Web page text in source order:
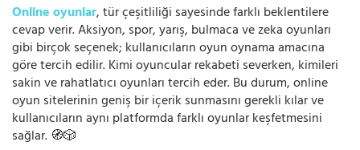
Online oyunlar, tür çeşitliliği sayesinde farklı beklentilere
cevap verir. Aksiyon, spor, yarış, bulmaca ve zeka oyunları
gibi birçok seçenek; kullanıcıların oyun oynama amacına
göre tercih edilir. Kimi oyuncular rekabeti severken, kimileri
sakin ve rahatlatıcı oyunları tercih eder. Bu durum, online
oyun sitelerinin geniş bir içerik sunmasını gerekli kılar ve
kullanıcıların aynı platformda farklı oyunlar keşfetmesini
sağlar. 🧭🎲